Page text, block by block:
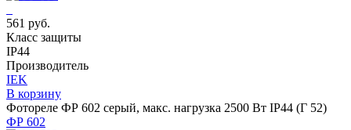
561 руб.
Класс защиты
IP44
Производитель
IEK
В корзину
Фотореле ФР 602 серый, макс. нагрузка 2500 Вт IP44 (Г 52)
ФР 602